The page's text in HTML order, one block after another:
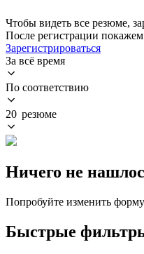
Чтобы видеть все резюме,
После регистрации
Зарегистрироваться
За всё время
По соответствию
20 резюме
Ничего не
Попробуйте изменить
Быстрые